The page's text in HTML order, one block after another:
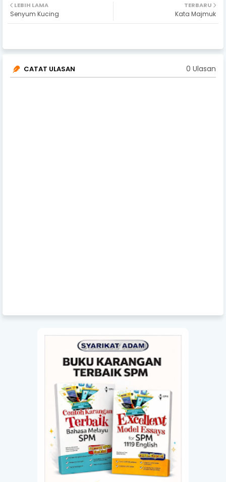
TERBARU
Kata Majmuk
LEBIH LAMA
Senyum Kucing
CATAT ULASAN 0 Ulasan